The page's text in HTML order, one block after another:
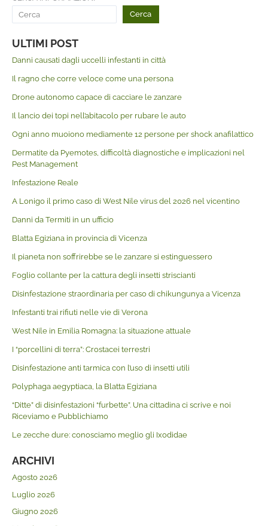
Cerca
ULTIMI POST
Danni causati dagli uccelli infestanti in città
Il ragno che corre veloce come una persona
Drone autonomo capace di cacciare le zanzare
Il lancio dei topi nell’abitacolo per rubare le auto
Ogni anno muoiono mediamente 12 persone per shock anafilattico
Dermatite da Pyemotes, difficoltà diagnostiche e implicazioni nel
Pest Management
Infestazione Reale
A Lonigo il primo caso di West Nile virus del 2026 nel vicentino
Danni da Termiti in un ufficio
Blatta Egiziana in provincia di Vicenza
Il pianeta non soffrirebbe se le zanzare si estinguessero
Foglio collante per la cattura degli insetti striscianti
Disinfestazione straordinaria per caso di chikungunya a Vicenza
Infestanti trai rifiuti nelle vie di Verona
West Nile in Emilia Romagna: la situazione attuale
I “porcellini di terra”: Crostacei terrestri
Disinfestazione anti tarmica con l’uso di insetti utili
Polyphaga aegyptiaca, la Blatta Egiziana
“Ditte” di disinfestazioni “furbette”. Una cittadina ci scrive e noi
Riceviamo e Pubblichiamo
Le zecche dure: conosciamo meglio gli Ixodidae
ARCHIVI
Agosto 2026
Luglio 2026
Giugno 2026